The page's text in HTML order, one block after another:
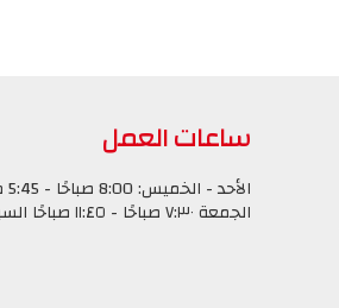
ساعات العمل
الجمعة ٧:٣٠ صباحًا - ١١:٤٥ صباحًا السبت: مغلق